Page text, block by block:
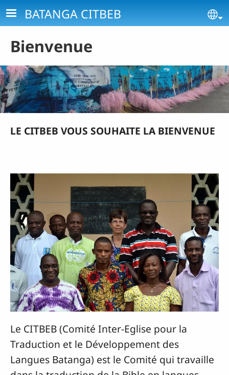
Aller au contenu principal
BATANGA CITBEB
Bienvenue
LE CITBEB VOUS SOUHAITE LA BIENVENUE
Le CITBEB (Comité Inter-Eglise pour la
Traduction et le Développement des
Langues Batanga) est le Comité qui travaille